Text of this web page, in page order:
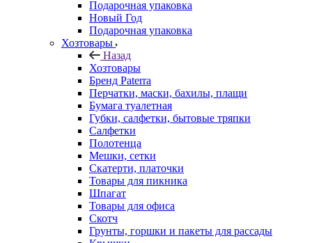
Подарочная упаковка
Новый Год
Подарочная упаковка
Хозтовары
Назад
Хозтовары
Бренд Paterra
Перчатки, маски, бахилы, плащи
Бумага туалетная
Губки, салфетки, бытовые тряпки
Салфетки
Полотенца
Мешки, сетки
Скатерти, платочки
Товары для пикника
Шпагат
Товары для офиса
Скотч
Грунты, горшки и пакеты для рассады